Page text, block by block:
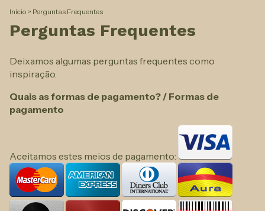
Início > Perguntas Frequentes
Perguntas Frequentes
Deixamos algumas perguntas frequentes como
inspiração.
Quais as formas de pagamento? / Formas de
pagamento
Aceitamos estes meios de pagamento: